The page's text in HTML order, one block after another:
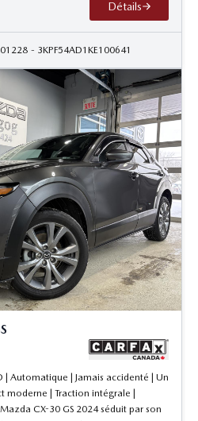
Détails
- 3KPF54AD1KE100641
| Automatique | Jamais accidenté | Un
moderne | Traction intégrale |
CX-30 GS 2024 séduit par son